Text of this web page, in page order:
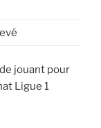
jouant pour
Ligue 1